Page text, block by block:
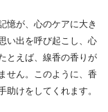
憶が、心のケアに大き
い出を呼び起こし、心
とえば、線香の香りが
せん。このように、香
助けをしてくれます。